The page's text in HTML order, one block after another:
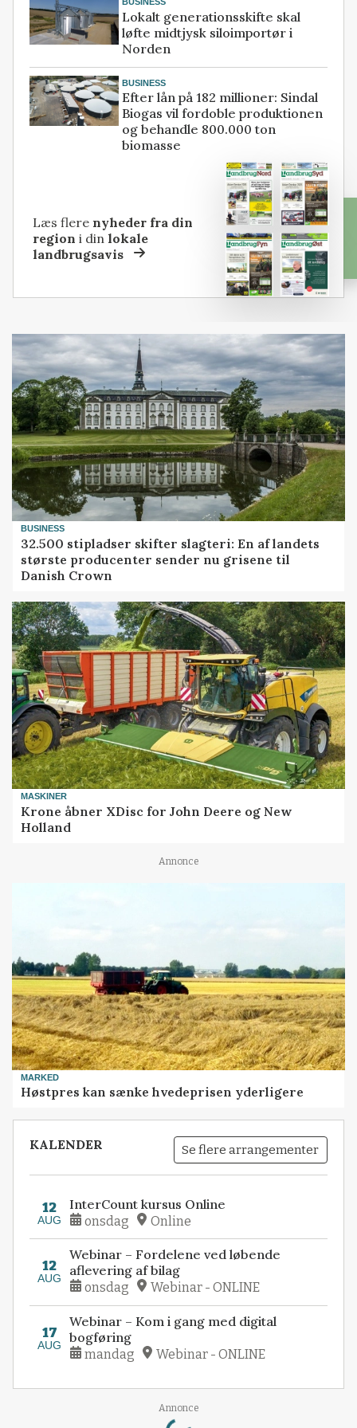
BUSINESS
Lokalt generationsskifte skal
løfte midtjysk siloimportør i
Norden
BUSINESS
Efter lån på 182 millioner: Sindal
Biogas vil fordoble produktionen
og behandle 800.000 ton
biomasse
Læs flere nyheder fra din
region i dinlokale
landbrugsavis
BUSINESS
32.500 stipladser skifter slagteri: En af landets
største producenter sender nu grisene til
Danish Crown
MASKINER
Krone åbner XDisc for John Deere og New
Holland
Annonce
MARKED
Høstpres kan sænke hvedeprisen yderligere
KALENDER Se flere arrangementer
12
AUG
InterCount kursus Online
onsdag Online
12
AUG
Webinar – Fordelene ved løbende
aflevering af bilag
onsdag Webinar - ONLINE
17
AUG
Webinar – Kom i gang med digital
bogføring
mandag Webinar - ONLINE
Annonce
Loading...